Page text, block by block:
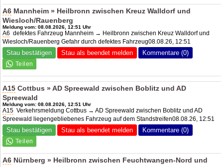
A6 Mannheim » Heilbronn zwischen Kreuz Walldorf und
Wiesloch/Rauenberg
Meldung vom: 08.08.2026, 12:51 Uhr
A6 defektes Fahrzeug Mannheim → Heilbronn zwischen Kreuz Walldorf und
Wiesloch/Rauenberg Gefahr durch defektes Fahrzeug08.08.26, 12:51
Stau bestätigen Stau als beendet melden Kommentare (0)
A15 Cottbus »AD Spreewald zwischen Boblitz undAD
Spreewald
Meldung vom: 08.08.2026, 12:51 Uhr
A15 Verkehrsmeldung Cottbus →AD Spreewald zwischen Boblitz undAD
Spreewald liegengebliebenes Fahrzeug auf dem Standstreifen08.08.26, 12:51
Stau bestätigen Stau als beendet melden Kommentare (0)
A6 Nürnberg » Heilbronn zwischen Feuchtwangen-Nord und